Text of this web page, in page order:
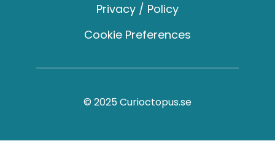
Privacy / Policy
Cookie Preferences
© 2025 Curioctopus.se